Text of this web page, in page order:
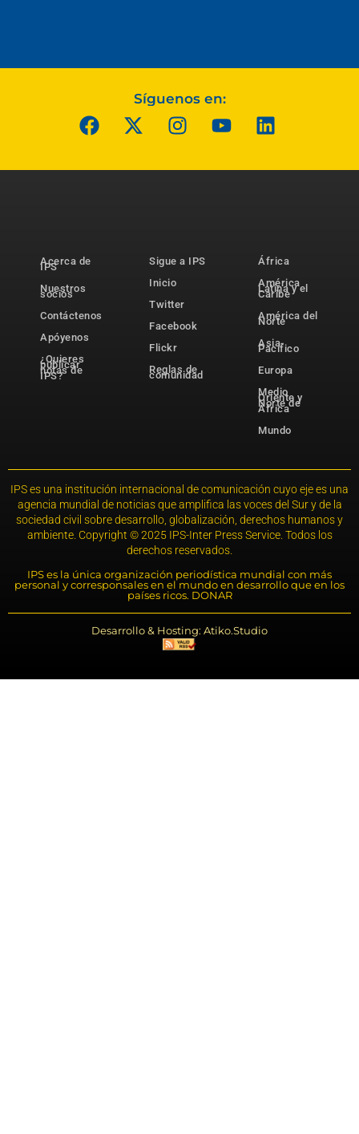
Síguenos en:
Acerca de
IPS
Nuestros
socios
Contáctenos
Apóyenos
¿Quieres
publicar
notas de
IPS?
Sigue a IPS
Inicio
Twitter
Facebook
Flickr
Reglas de
comunidad
África
América
Latina y el
Caribe
América del
Norte
Asia-
Pacífico
Europa
Medio
Oriente y
Norte de
África
Mundo
IPS es una institución internacional de comunicación cuyo eje es una
agencia mundial de noticias que amplifica las voces del Sur y de la
sociedad civil sobre desarrollo, globalización, derechos humanos y
ambiente. Copyright © 2025 IPS-Inter Press Service. Todos los
derechos reservados.
IPS es la única organización periodística mundial con más
personal y corresponsales en el mundo en desarrollo que en los
países ricos. DONAR
Desarrollo & Hosting: Atiko.Studio